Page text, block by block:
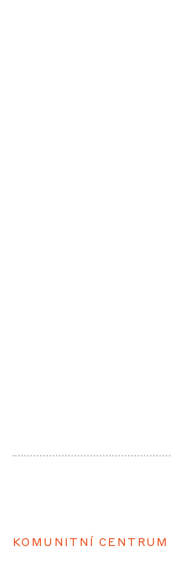
KOMUNITNÍ CENTRUM